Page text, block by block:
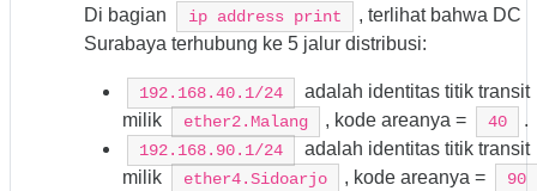
Di bagian ip address print
, terlihat bahwa DC
Surabaya terhubung ke 5 jalur distribusi:
192.168.40.1/24
adalah identitas titik transit
milik
ether2.Malang , kode areanya = 40 .
192.168.90.1/24
adalah identitas titik transit
milik
ether4.Sidoarjo , kode areanya =
90